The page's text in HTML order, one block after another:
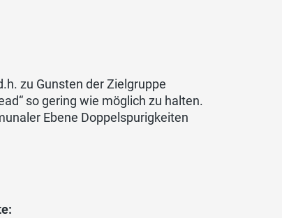
zu Gunsten der Zielgruppe
so gering wie möglich zu halten.
Ebene Doppelspurigkeiten